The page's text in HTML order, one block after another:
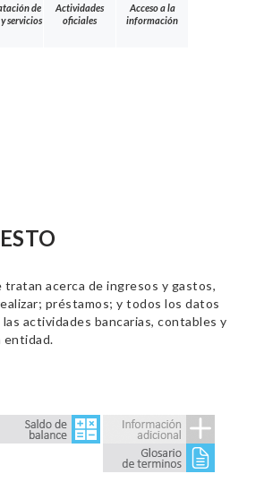
de
servicios
Actividades
oficiales
Acceso a la
información
acerca de ingresos y gastos,
préstamos; y todos los datos
actividades bancarias, contables y
entidad.